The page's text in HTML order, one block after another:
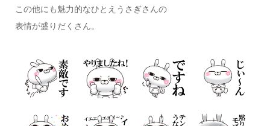
この他にも魅力的なひとえうさぎさんの
表情が盛りだくさん。